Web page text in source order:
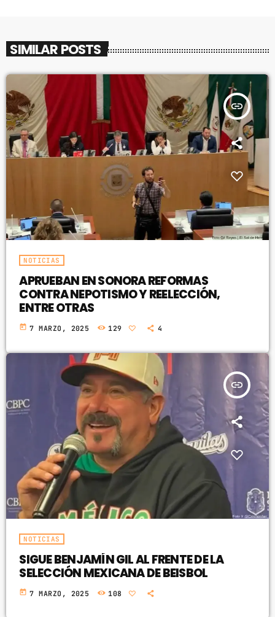
SIMILAR POSTS
insert_link
NOTICIAS
APRUEBAN EN SONORA REFORMAS
CONTRA NEPOTISMO Y REELECCIÓN,
ENTRE OTRAS
today 7 MARZO, 2025 129 4
insert_link
NOTICIAS
SIGUE BENJAMÍN GIL AL FRENTE DE LA
SELECCIÓN MEXICANA DE BEISBOL
today 7 MARZO, 2025 108